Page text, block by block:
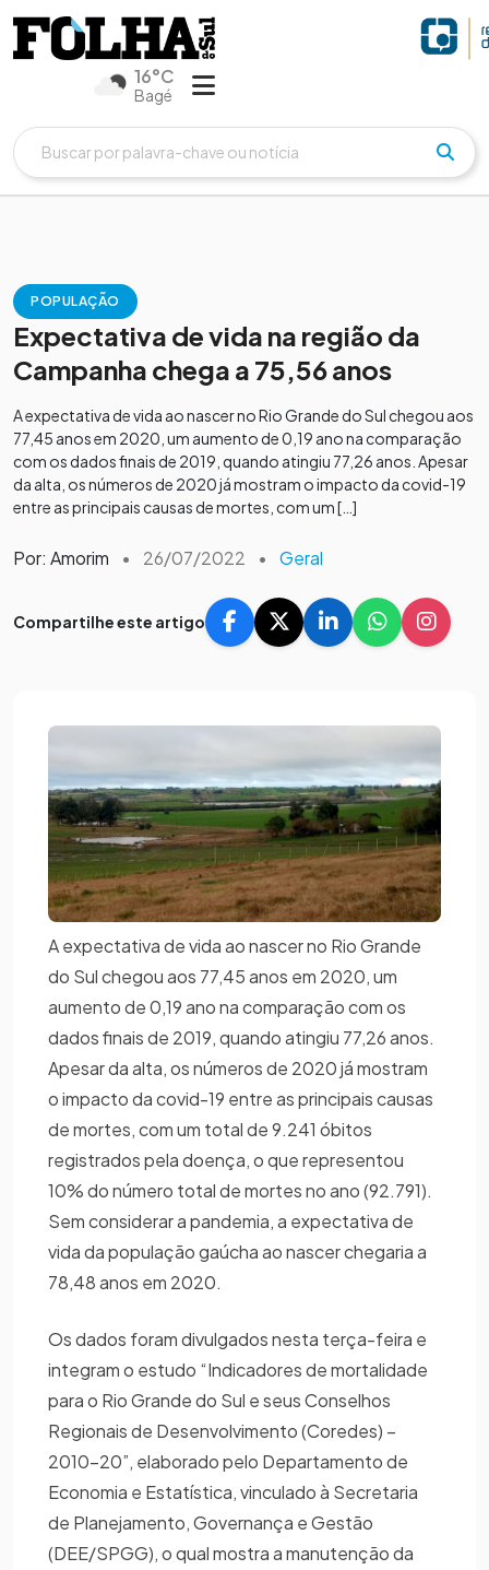
16°C
Bagé
POPULAÇÃO
Expectativa de vida na região da
Campanha chega a 75,56 anos
A expectativa de vida ao nascer no Rio Grande do Sul chegou aos
77,45 anos em 2020, um aumento de 0,19 ano na comparação
com os dados finais de 2019, quando atingiu 77,26 anos. Apesar
da alta, os números de 2020 já mostram o impacto da covid-19
entre as principais causas de mortes, com um […]
Por: Amorim • 26/07/2022 • Geral
Compartilhe este artigo
A expectativa de vida ao nascer no Rio Grande
do Sul chegou aos 77,45 anos em 2020, um
aumento de 0,19 ano na comparação com os
dados finais de 2019, quando atingiu 77,26 anos.
Apesar da alta, os números de 2020 já mostram
o impacto da covid-19 entre as principais causas
de mortes, com um total de 9.241 óbitos
registrados pela doença, o que representou
10% do número total de mortes no ano (92.791).
Sem considerar a pandemia, a expectativa de
vida da população gaúcha ao nascer chegaria a
78,48 anos em 2020.
Os dados foram divulgados nesta terça-feira e
integram o estudo “Indicadores de mortalidade
para o Rio Grande do Sul e seus Conselhos
Regionais de Desenvolvimento (Coredes) –
2010-20”, elaborado pelo Departamento de
Economia e Estatística, vinculado à Secretaria
de Planejamento, Governança e Gestão
(DEE/SPGG), o qual mostra a manutenção da